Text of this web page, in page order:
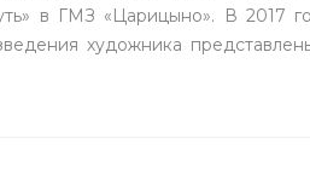
в ГМЗ «Царицыно». В 2017
художника